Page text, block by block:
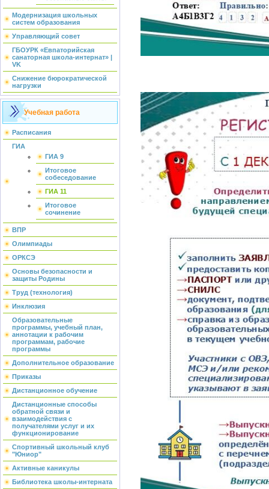
Модернизация школьных
систем образования
Управляющий совет
ГБОУРК «Евпаторийская
санаторная школа-интернат» |
VK
Снижение бюрократической
нагрузки
Учебная работа
Расписания
ГИА
ГИА 9
Итоговое
собеседование
ГИА 11
Итоговое
сочинение
ВПР
Олимпиады
ОРКСЭ
Основы безопасности и
защиты Родины
Труд (технология)
Инклюзия
Образовательные
программы, учебный план,
аннотации к рабочим
программам, рабочие
программы
Дополнительное образование
Приказы
Дистанционное обучение
Дистанционные способы
обратной связи и
взаимодействия с
получателями услуг и их
функционирование
Спортивный школьный клуб
"Юниор"
Активные каникулы
Библиотека школы-интерната